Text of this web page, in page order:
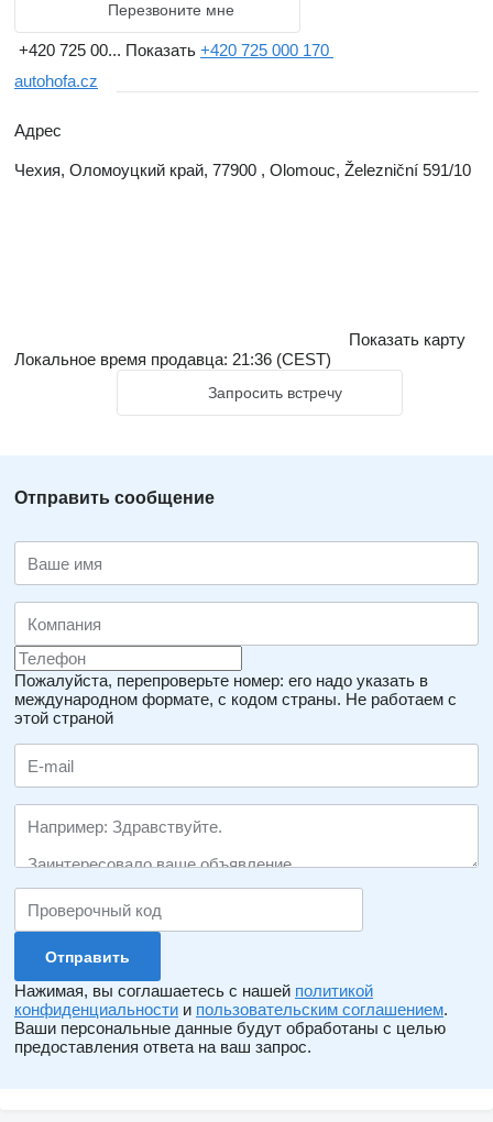
Перезвоните мне
+420 725 00... Показать +420 725 000 170
autohofa.cz
Адрес
Чехия, Оломоуцкий край, 77900 , Olomouc, Železniční 591/10
Показать карту
Локальное время продавца: 21:36 (CEST)
Запросить встречу
Отправить сообщение
Пожалуйста, перепроверьте номер: его надо указать в
международном формате, с кодом страны. Не работаем с
этой страной
Нажимая, вы соглашаетесь с нашей политикой
конфиденциальности и пользовательским соглашением.
Ваши персональные данные будут обработаны с целью
предоставления ответа на ваш запрос.